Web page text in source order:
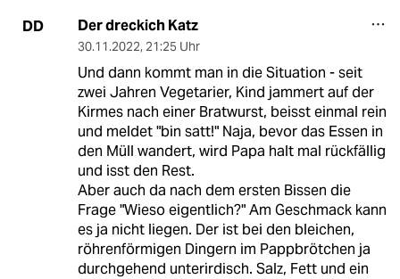
DD Der dreckich Katz
30.11.2022, 21:25 Uhr
Und dann kommt man in die Situation - seit
zwei Jahren Vegetarier, Kind jammert auf der
Kirmes nach einer Bratwurst, beisst einmal rein
und meldet "bin satt!" Naja, bevor das Essen in
den Müll wandert, wird Papa halt mal rückfällig
und isst den Rest.
Aber auch da nach dem ersten Bissen die
Frage "Wieso eigentlich?" Am Geschmack kann
es ja nicht liegen. Der ist bei den bleichen,
röhrenförmigen Dingern im Pappbrötchen ja
durchgehend unterirdisch. Salz, Fett und ein